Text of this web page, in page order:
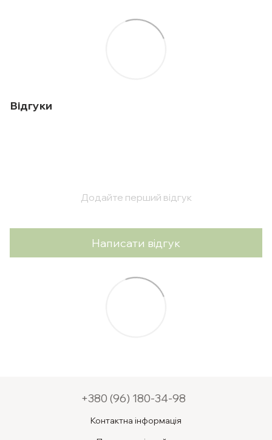
Відгуки
Додайте перший відгук
Написати відгук
+380 (96) 180-34-98
Контактна інформація